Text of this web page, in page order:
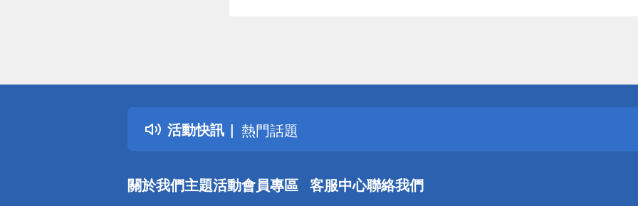
活動快訊
詐騙網頁！請小心！
得獎公告
熱門話題
銀行優惠
詐騙網頁！請小心！
關於我們主題活動會員專區 客服中心聯絡我們